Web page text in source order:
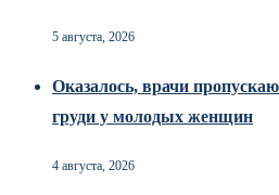
5 августа, 2026
Оказалось, врачи
груди у молодых женщин
4 августа, 2026